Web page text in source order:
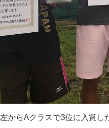
左からAクラスで3位に入賞し